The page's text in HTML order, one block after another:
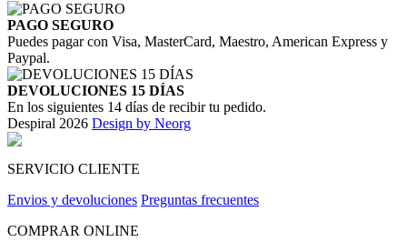
PAGO SEGURO
Puedes pagar con Visa, MasterCard, Maestro, American Express y
Paypal.
DEVOLUCIONES 15 DÍAS
En los siguientes 14 días de recibir tu pedido.
Despiral 2026 Design by Neorg
SERVICIO CLIENTE
Envios y devoluciones Preguntas frecuentes
COMPRAR ONLINE